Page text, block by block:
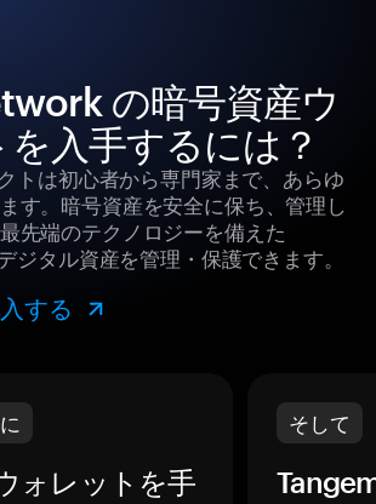
の暗号資産ウ
を入手するには？
トは初心者から専門家まで、あらゆ
す。暗号資産を安全に保ち、管理し
先端のテクノロジーを備えた
ジタル資産を管理・保護できます。
する
ォレットを手
そして